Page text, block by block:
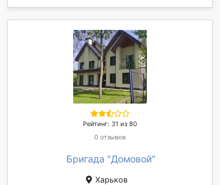
Рейтинг: 31 из 80
0 отзывов
Бригада "Домовой"
Харьков